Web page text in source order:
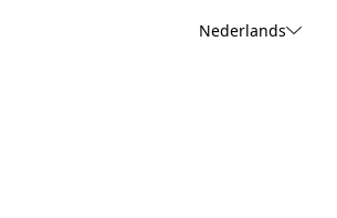
Nederlands